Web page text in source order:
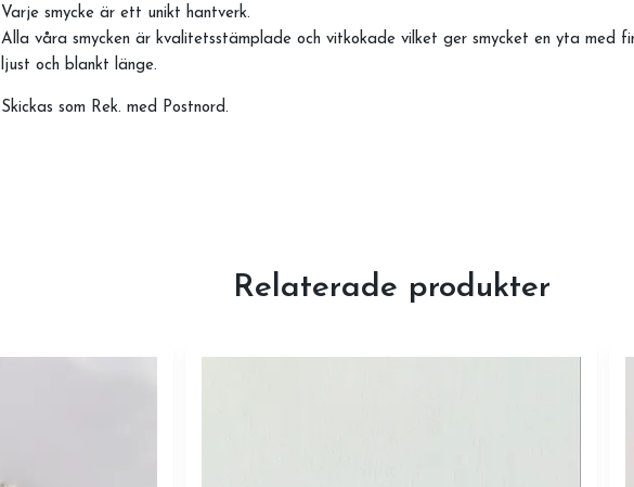
Varje smycke är ett unikt hantverk.
Alla våra smycken är kvalitetsstämplade och vitkokade vilket ger smycket en yta med
ljust och blankt länge.
Skickas som Rek. med Postnord.
Relaterade produkter